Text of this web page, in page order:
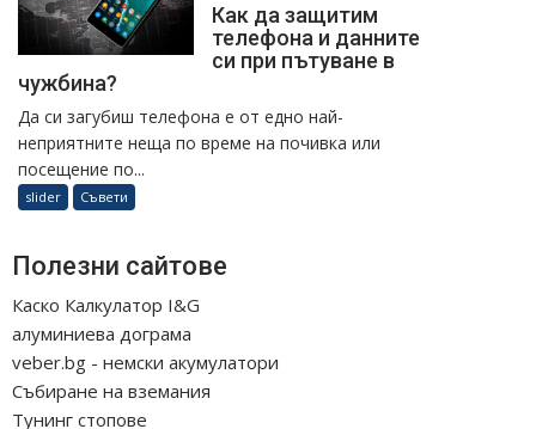
Как да защитим
телефона и данните
си при пътуване в
чужбина?
Да си загубиш телефона е от едно най-
неприятните неща по време на почивка или
посещение по...
slider Съвети
Полезни сайтове
Каско Калкулатор I&G
алуминиева дограма
veber.bg - немски акумулатори
Събиране на вземания
Тунинг стопове